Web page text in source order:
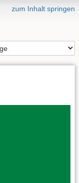
zum Inhalt springen